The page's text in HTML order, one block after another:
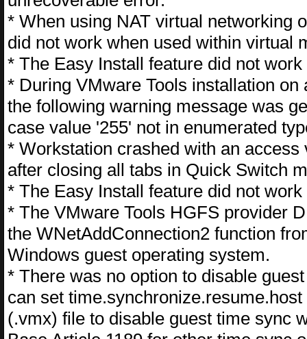
* When using NAT virtual networking
did not work when used within virtual
* The Easy Install feature did not
* During VMware Tools installation
the following warning message was
case value '255' not in enumerated
* Workstation crashed with an
after closing all tabs in Quick Switch
* The Easy Install feature did not
* The VMware Tools HGFS provider
the WNetAddConnection2 function
Windows guest operating system.
* There was no option to disable
can set
(.vmx) file to disable guest time sync